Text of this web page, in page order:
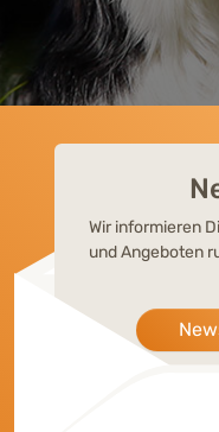
Wir informieren
und Angeboten